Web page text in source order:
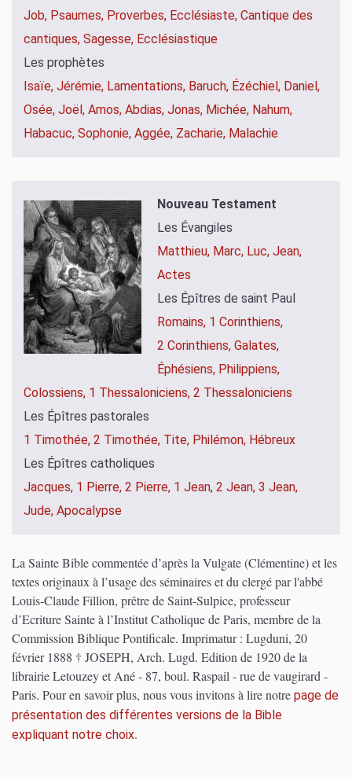
Job, Psaumes, Proverbes, Ecclésiaste, Cantique des
cantiques, Sagesse, Ecclésiastique
Les prophètes
Isaïe, Jérémie, Lamentations, Baruch, Ézéchiel, Daniel,
Osée, Joël, Amos, Abdias, Jonas, Michée, Nahum,
Habacuc, Sophonie, Aggée, Zacharie, Malachie
Nouveau Testament
Les Évangiles
Matthieu, Marc, Luc, Jean,
Actes
Les Épîtres de saint Paul
Romains, 1 Corinthiens,
2 Corinthiens, Galates,
Éphésiens, Philippiens,
Colossiens, 1 Thessaloniciens, 2 Thessaloniciens
Les Épîtres pastorales
1 Timothée, 2 Timothée, Tite, Philémon, Hébreux
Les Épîtres catholiques
Jacques, 1 Pierre, 2 Pierre, 1 Jean, 2 Jean, 3 Jean,
Jude, Apocalypse
La Sainte Bible commentée d’après la Vulgate (Clémentine) et les
textes originaux à l’usage des séminaires et du clergé par l'abbé
Louis-Claude Fillion, prêtre de Saint-Sulpice, professeur
d’Ecriture Sainte à l’Institut Catholique de Paris, membre de la
Commission Biblique Pontificale. Imprimatur : Lugduni, 20
février 1888 † JOSEPH, Arch. Lugd. Edition de 1920 de la
librairie Letouzey et Ané - 87, boul. Raspail - rue de vaugirard -
Paris. Pour en savoir plus, nous vous invitons à lire notre page de
présentation des différentes versions de la Bible
expliquant notre choix.